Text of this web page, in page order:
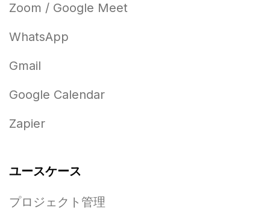
Zoom / Google Meet
WhatsApp
Gmail
Google Calendar
Zapier
ユースケース
プロジェクト管理